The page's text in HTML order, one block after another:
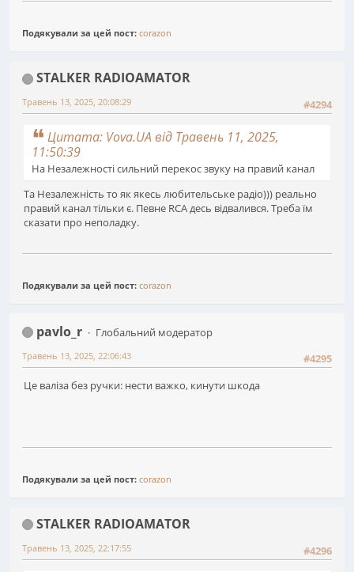
Подякували за цей пост: corazon
STALKER RADIOAMATOR
#4294
Травень 13, 2025, 20:08:29
Цитата: Vova.UA від Травень 11, 2025,
11:50:39
На Незалежності сильний перекос звуку на правий канал
Та Незалежність то як якесь любительське радіо))) реально
правий канал тільки є. Певне RCA десь відвалився. Треба їм
сказати про неполадку.
Подякували за цей пост: corazon
pavlo_r
Глобальний модератор
#4295
Травень 13, 2025, 22:06:43
Це валіза без ручки: нести важко, кинути шкода
Подякували за цей пост: corazon
STALKER RADIOAMATOR
#4296
Травень 13, 2025, 22:17:55